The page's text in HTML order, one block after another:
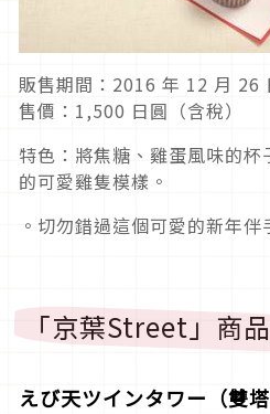
販售期間：2016 年 12 月 26
售價：1,500 日圓（含稅）
特色：將焦糖、雞蛋風味的
的可愛雞隻模樣。
。切勿錯過這個可愛的新年伴
「京葉Street」商
えび天ツインタワー（雙